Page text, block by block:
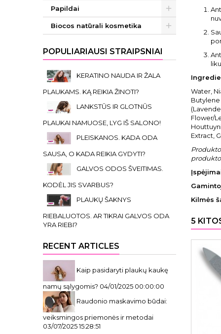
Papildai
Biocos natūrali kosmetika
POPULIARIAUSI STRAIPSNIAI
KERATINO NAUDA IR ŽALA
PLAUKAMS. KĄ REIKIA ŽINOTI?
LANKSTŪS IR GLOTNŪS
PLAUKAI NAMUOSE, LYG IŠ SALONO!
PLEISKANOS. KADA ODA
SAUSA, O KADA REIKIA GYDYTI?
GALVOS ODOS ŠVEITIMAS.
KODĖL JIS SVARBUS?
PLAUKŲ ŠAKNYS
RIEBALUOTOS. AR TIKRAI GALVOS ODA
YRA RIEBI?
RECENT ARTICLES
Kaip pasidaryti plaukų kaukę
namų sąlygomis? 04/01/2025 00:00:00
Raudonio maskavimo būdai:
veiksmingos priemonės ir metodai
03/07/2025 15:28:51
Water,
Butylene
Flower/
Extract,
Kilmės
5